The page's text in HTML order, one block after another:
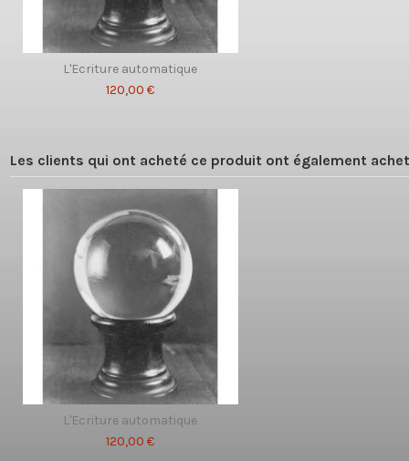
L'Ecriture automatique
120,00 €
Les clients qui ont acheté ce produit ont également
L'Ecriture automatique
120,00 €